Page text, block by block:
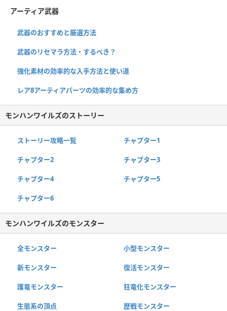
アーティア武器
武器のおすすめと厳選方法
武器のリセマラ方法・するべき？
強化素材の効率的な入手方法と使い道
レア8アーティアパーツの効率的な集め方
モンハンワイルズのストーリー
ストーリー攻略一覧 チャプター1
チャプター2 チャプター3
チャプター4 チャプター5
チャプター6
モンハンワイルズのモンスター
全モンスター 小型モンスター
新モンスター 復活モンスター
護竜モンスター 狂竜化モンスター
生態系の頂点 歴戦モンスター